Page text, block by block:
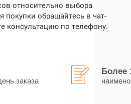
относительно выбора
покупки обращайтесь в чат-
консультацию по телефону.
заказа
Более